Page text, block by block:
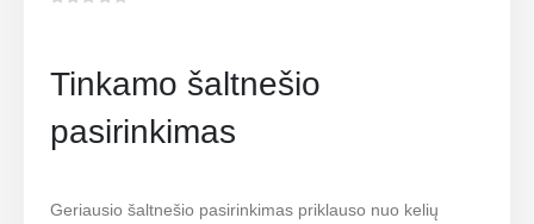
Tinkamo šaltnešio
pasirinkimas
Geriausio šaltnešio pasirinkimas priklauso nuo kelių